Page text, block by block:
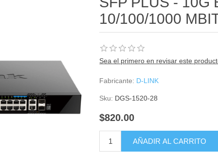
10/100/1000
Sea el primero en revisar este
Fabricante: D-LINK
Sku: DGS-1520-28
$820.00
AÑADIR AL CARRITO